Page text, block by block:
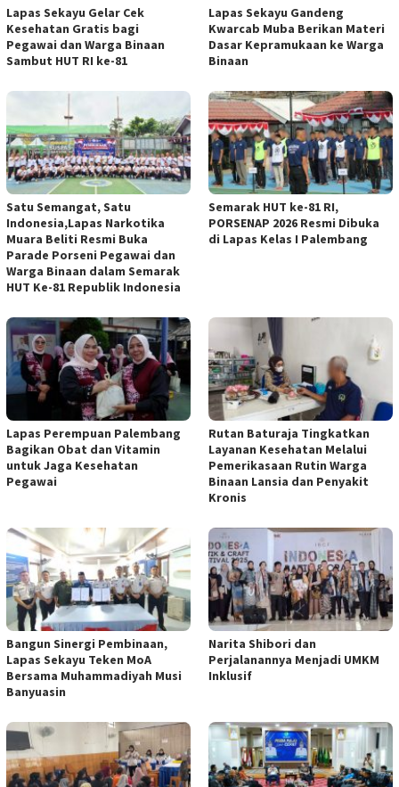
Lapas Sekayu Gelar Cek
Kesehatan Gratis bagi
Pegawai dan Warga Binaan
Sambut HUT RI ke-81
Lapas Sekayu Gandeng
Kwarcab Muba Berikan Materi
Dasar Kepramukaan ke Warga
Binaan
Satu Semangat, Satu
Indonesia,Lapas Narkotika
Muara Beliti Resmi Buka
Parade Porseni Pegawai dan
Warga Binaan dalam Semarak
HUT Ke-81 Republik Indonesia
Semarak HUT ke-81 RI,
PORSENAP 2026 Resmi Dibuka
di Lapas Kelas I Palembang
Lapas Perempuan Palembang
Bagikan Obat dan Vitamin
untuk Jaga Kesehatan
Pegawai
Rutan Baturaja Tingkatkan
Layanan Kesehatan Melalui
Pemerikasaan Rutin Warga
Binaan Lansia dan Penyakit
Kronis
Bangun Sinergi Pembinaan,
Lapas Sekayu Teken MoA
Bersama Muhammadiyah Musi
Banyuasin
Narita Shibori dan
Perjalanannya Menjadi UMKM
Inklusif